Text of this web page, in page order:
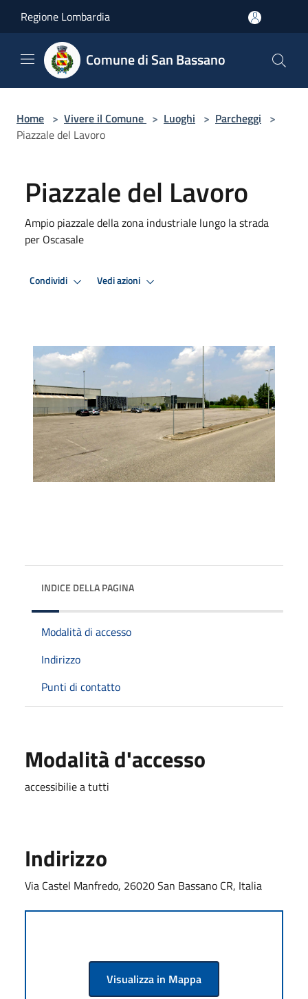
Regione Lombardia
Comune di San Bassano
Home > Vivere il Comune > Luoghi > Parcheggi >
Piazzale del Lavoro
Piazzale del Lavoro
Ampio piazzale della zona industriale lungo la strada
per Oscasale
Condividi Vedi azioni
INDICE DELLA PAGINA
Modalità di accesso
Indirizzo
Punti di contatto
Modalità d'accesso
accessibilie a tutti
Indirizzo
Via Castel Manfredo, 26020 San Bassano CR, Italia
Visualizza in Mappa